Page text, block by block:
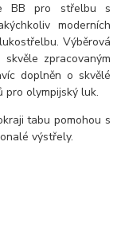
BB pro střelbu s
moderních
Výběrová
zpracovaným
doplněn o skvělé
pro olympijský luk.
tabu pomohou s
výstřely.